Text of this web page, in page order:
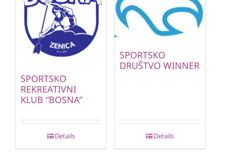
SPORTSKO
REKREATIVNI
KLUB “BOSNA”
Details
SPORTSKO
DRUŠTVO WINNER
Details